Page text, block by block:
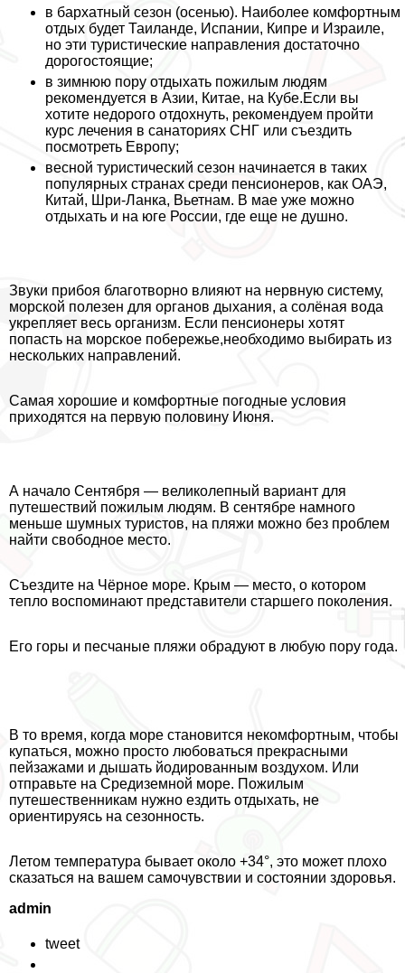
в бархатный сезон (осенью). Наиболее комфортным
отдых будет Таиланде, Испании, Кипре и Израиле,
но эти туристические направления достаточно
дорогостоящие;
в зимнюю пору отдыхать пожилым людям
рекомендуется в Азии, Китае, на Кубе.Если вы
хотите недорого отдохнуть, рекомендуем пройти
курс лечения в санаториях СНГ или съездить
посмотреть Европу;
весной туристический сезон начинается в таких
популярных странах среди пенсионеров, как ОАЭ,
Китай, Шри-Ланка, Вьетнам. В мае уже можно
отдыхать и на юге России, где еще не душно.
Звуки прибоя благотворно влияют на нервную систему,
морской полезен для органов дыхания, а солёная вода
укрепляет весь организм. Если пенсионеры хотят
попасть на морское побережье,необходимо выбирать из
нескольких направлений.
Самая хорошие и комфортные погодные условия
приходятся на первую половину Июня.
А начало Сентября — великолепный вариант для
путешествий пожилым людям. В сентябре намного
меньше шумных туристов, на пляжи можно без проблем
найти свободное место.
Съездите на Чёрное море. Крым — место, о котором
тепло воспоминают представители старшего поколения.
Его горы и песчаные пляжи обрадуют в любую пору года.
В то время, когда море становится некомфортным, чтобы
купаться, можно просто любоваться прекрасными
пейзажами и дышать йодированным воздухом. Или
отправьте на Средиземной море. Пожилым
путешественникам нужно ездить отдыхать, не
ориентируясь на сезонность.
Летом температура бывает около +34°, это может плохо
сказаться на вашем самочувствии и состоянии здоровья.
admin
tweet